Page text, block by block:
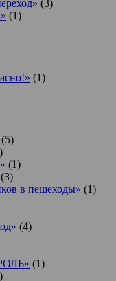
(3)
(1)
(1)
(5)
(1)
(3)
в пешеходы» (1)
(4)
(1)